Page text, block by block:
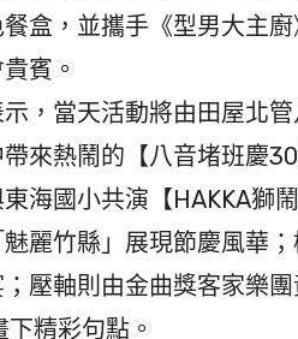
盒，並攜手《型男大主
賓。
，當天活動將由田屋北
來熱鬧的【八音堵班慶
海國小共演【HAKKA獅
麗竹縣」展現節慶風華
壓軸則由金曲獎客家樂
精彩句點。